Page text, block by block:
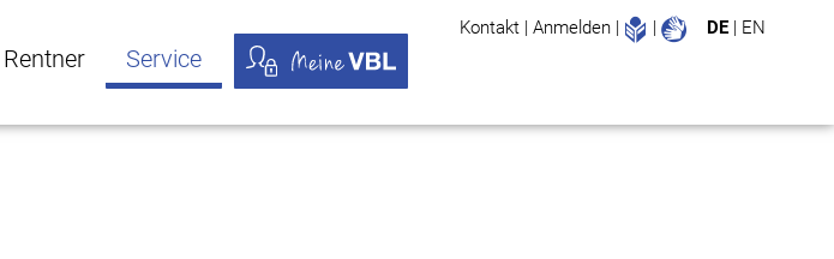
Rentner Service
Kontakt | Anmelden | Leichte Sprache
| DE | EN